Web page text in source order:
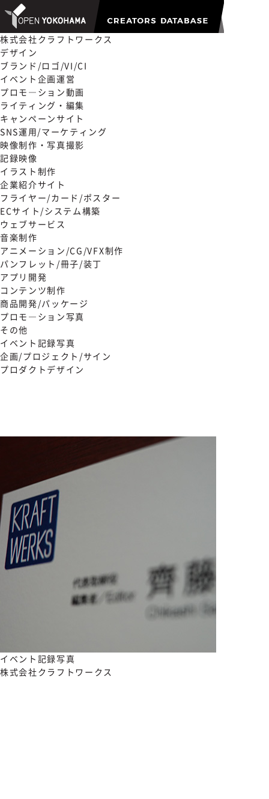
株式会社クラフトワークス
デザイン
ブランド/ロゴ/VI/CI
イベント企画運営
プロモ―ション動画
ライティング・編集
キャンペーンサイト
SNS運用/マーケティング
映像制作・写真撮影
記録映像
イラスト制作
企業紹介サイト
フライヤー/カード/ポスター
ECサイト/システム構築
ウェブサービス
音楽制作
アニメーション/CG/VFX制作
パンフレット/冊子/装丁
アプリ開発
コンテンツ制作
商品開発/パッケージ
プロモ―ション写真
その他
イベント記録写真
企画/プロジェクト/サイン
プロダクトデザイン
イベント記録写真
株式会社クラフトワークス